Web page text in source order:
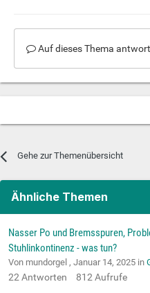
Auf dieses Thema
Gehe zur Themenübersicht
Ähnliche Themen
Nasser Po und Bremsspuren,
Stuhlinkontinenz - was tun?
Von mundorgel , Januar 14, 2025 in
22Antworten 812Aufrufe